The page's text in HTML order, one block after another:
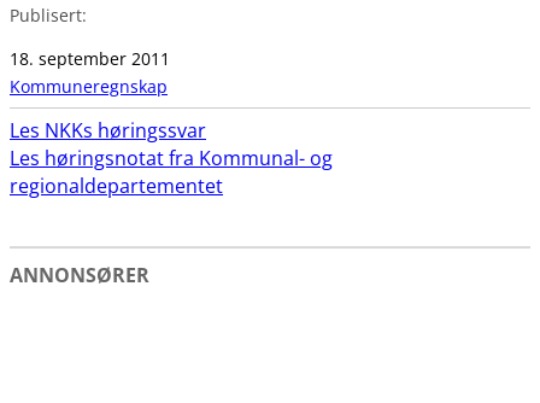
Publisert:
18. september 2011
Kommuneregnskap
Les NKKs høringssvar
Les høringsnotat fra Kommunal- og
regionaldepartementet
ANNONSØRER